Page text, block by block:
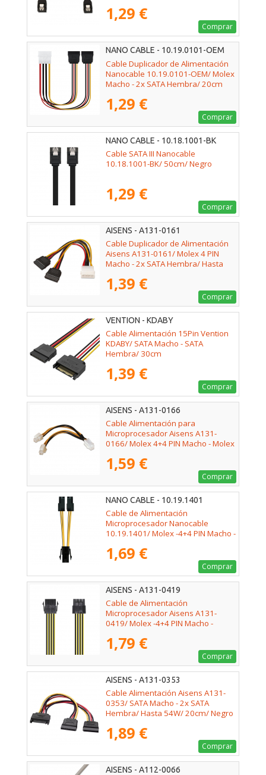
1,29 €
Comprar
NANO CABLE - 10.19.0101-OEM
Cable Duplicador de Alimentación
Nanocable 10.19.0101-OEM/ Molex
Macho - 2x SATA Hembra/ 20cm
1,29 €
Comprar
NANO CABLE - 10.18.1001-BK
Cable SATA III Nanocable
10.18.1001-BK/ 50cm/ Negro
1,29 €
Comprar
AISENS - A131-0161
Cable Duplicador de Alimentación
Aisens A131-0161/ Molex 4 PIN
Macho - 2x SATA Hembra/ Hasta
1,39 €
Comprar
VENTION - KDABY
Cable Alimentación 15Pin Vention
KDABY/ SATA Macho - SATA
Hembra/ 30cm
1,39 €
Comprar
AISENS - A131-0166
Cable Alimentación para
Microprocesador Aisens A131-
0166/ Molex 4+4 PIN Macho - Molex
1,59 €
Comprar
NANO CABLE - 10.19.1401
Cable de Alimentación
Microprocesador Nanocable
10.19.1401/ Molex -4+4 PIN Macho -
1,69 €
Comprar
AISENS - A131-0419
Cable de Alimentación
Microprocesador Aisens A131-
0419/ Molex -4+4 PIN Macho -
1,79 €
Comprar
AISENS - A131-0353
Cable Alimentación Aisens A131-
0353/ SATA Macho - 2x SATA
Hembra/ Hasta 54W/ 20cm/ Negro
1,89 €
Comprar
AISENS - A112-0066